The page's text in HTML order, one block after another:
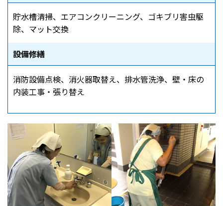
貯水槽清掃、エアコンクリーニング、ゴキブリ害虫駆
除、マット交換
設備修繕
消防設備点検、消火器取替え、排水管洗浄、壁・床の
内装工事・張り替え